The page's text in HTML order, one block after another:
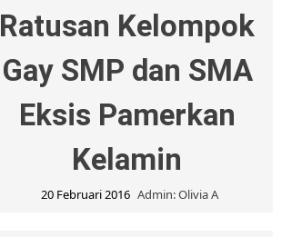
Ratusan Kelompok
Gay SMP dan SMA
Eksis Pamerkan
Kelamin
20 Februari 2016 Admin: Olivia A